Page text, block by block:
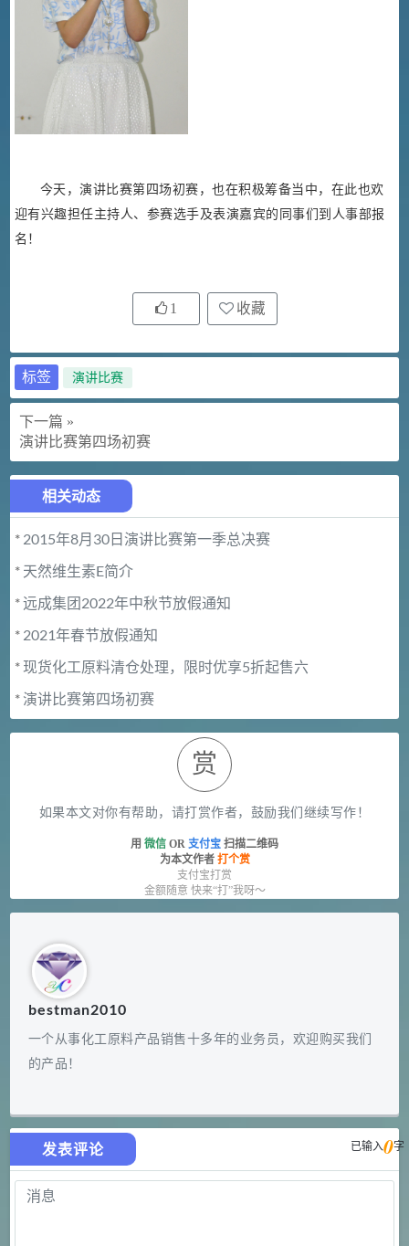
今天，演讲比赛第四场初赛，也在积极筹备当中，在此也欢
迎有兴趣担任主持人、参赛选手及表演嘉宾的同事们到人事部报
名！
1 收藏
标签 演讲比赛
下一篇 »
演讲比赛第四场初赛
相关动态
* 2015年8月30日演讲比赛第一季总决赛
* 天然维生素E简介
*远成集团2022年中秋节放假通知
* 2021年春节放假通知
* 现货化工原料清仓处理，限时优享5折起售六
* 演讲比赛第四场初赛
赏
如果本文对你有帮助，请打赏作者，鼓励我们继续写作！
用 微信 OR 支付宝 扫描二维码
为本文作者 打个赏
支付宝打赏
金额随意 快来“打”我呀～
bestman2010
一个从事化工原料产品销售十多年的业务员，欢迎购买我们
的产品！
发表评论 已输入0字